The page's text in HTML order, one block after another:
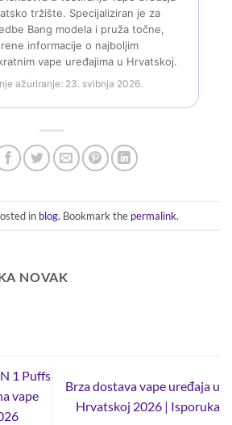
tržište. Specijaliziran je za
Bang modela i pruža točne,
informacije o najboljim
vape uređajima u Hrvatskoj.
ažuriranje: 23. svibnja 2026.
in blog. Bookmark the permalink.
NOVAK
1 Puffs
vape
Brza dostava vape uređaja u
Hrvatskoj 2026 | Isporuka